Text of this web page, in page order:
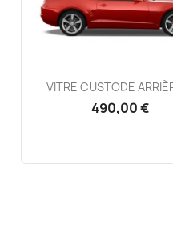
Aperçu
VITRE CUSTODE
490,00 €